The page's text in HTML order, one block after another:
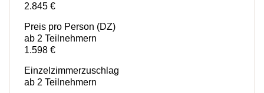
2.845 €
Preis pro Person (DZ)
ab 2 Teilnehmern
1.598 €
Einzelzimmerzuschlag
ab 2 Teilnehmern